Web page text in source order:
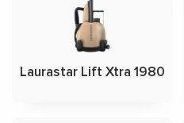
Laurastar Lift Xtra 1980